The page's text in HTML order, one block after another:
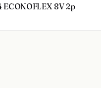
ECONOFLEX 8V 2p